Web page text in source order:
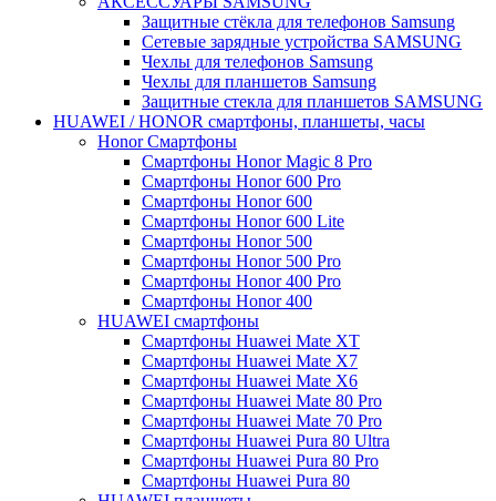
Защитные стёкла для телефонов Samsung
Сетевые зарядные устройства SAMSUNG
Чехлы для телефонов Samsung
Чехлы для планшетов Samsung
Защитные стекла для планшетов SAMSUNG
HUAWEI / HONOR cмартфоны, планшеты, часы
Honor Смартфоны
Смартфоны Honor Magic 8 Pro
Смартфоны Honor 600 Pro
Смартфоны Honor 600
Смартфоны Honor 600 Lite
Смартфоны Honor 500
Смартфоны Honor 500 Pro
Смартфоны Honor 400 Pro
Смартфоны Honor 400
HUAWEI cмартфоны
Смартфоны Huawei Mate XT
Смартфоны Huawei Mate X7
Смартфоны Huawei Mate X6
Смартфоны Huawei Mate 80 Pro
Смартфоны Huawei Mate 70 Pro
Смартфоны Huawei Pura 80 Ultra
Смартфоны Huawei Pura 80 Pro
Смартфоны Huawei Pura 80